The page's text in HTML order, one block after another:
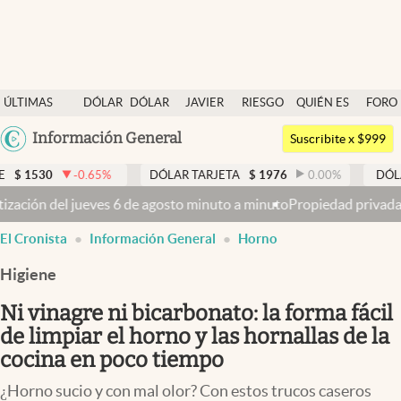
ÚLTIMAS
NOTICIAS
DÓLAR
DÓLAR
JAVIER
RIESGO
QUIÉN ES
QUIÉN
FORO
Argentina
México
USA
Información General
Dólar
Members
Economía y Política
Finanzas y Mercados
Mercados Online
Negocios
Columnistas
Otras secciones
Suscribite x $999
% DÓLAR TARJETA $ 1976 0.00% DÓLAR MEP
a minutoPropiedad privada: mientras el Senado discute la el
El Cronista Información General Horno
Higiene
Ni vinagre ni bicarbonato: la forma fácil
de limpiar el horno y las hornallas de la
cocina en poco tiempo
¿Horno sucio y con mal olor? Con estos trucos caseros